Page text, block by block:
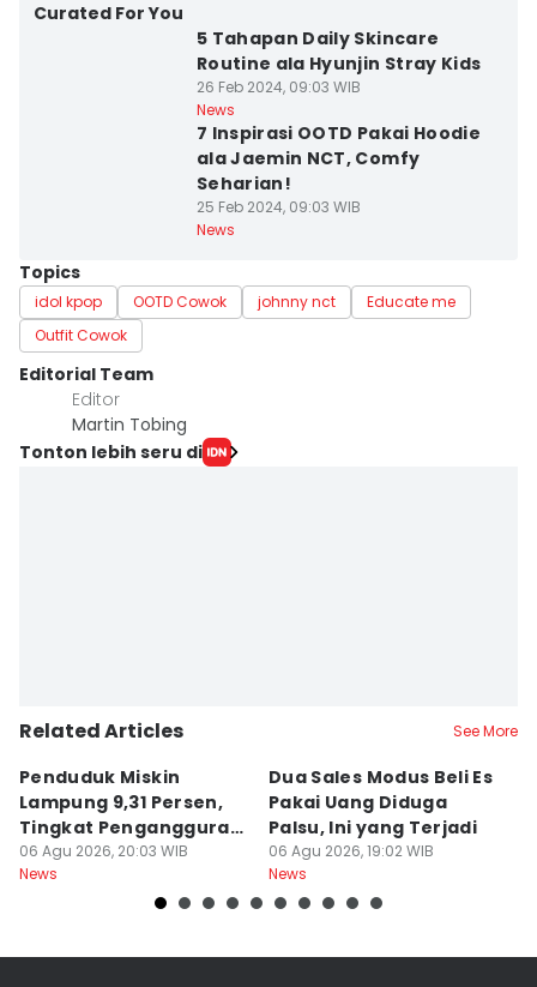
Curated For You
5 Tahapan Daily Skincare
Routine ala Hyunjin Stray Kids
26 Feb 2024, 09:03 WIB
News
7 Inspirasi OOTD Pakai Hoodie
ala Jaemin NCT, Comfy
Seharian!
25 Feb 2024, 09:03 WIB
News
Topics
idol kpop OOTD Cowok johnny nct
Educate me
Outfit Cowok
Editorial Team
Editor
Martin Tobing
Tonton lebih seru di
Related Articles See More
Penduduk Miskin
Lampung 9,31 Persen,
Tingkat Pengangguran
Terbuka Naik
06 Agu 2026, 20:03 WIB
News
Dua Sales Modus Beli Es
Pakai Uang Diduga
Palsu, Ini yang Terjadi
06 Agu 2026, 19:02 WIB
News